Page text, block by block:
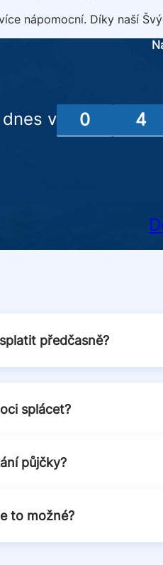
nápomocní. Díky naší
v 0 4
předčasně?
splácet?
půjčky?
to možné?